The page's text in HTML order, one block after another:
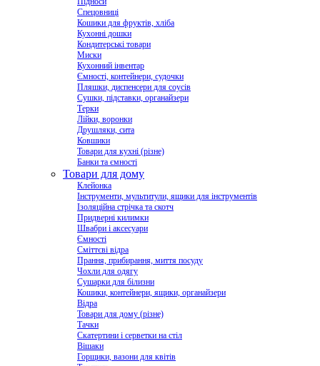
Спецовниці
Кошики для фруктів, хліба
Кухонні дошки
Кондитерські товари
Миски
Кухонний інвентар
Ємності, контейнери, судочки
Пляшки, диспенсери для соусів
Сушки, підставки, органайзери
Терки
Лійки, воронки
Друшляки, сита
Ковшики
Товари для кухні (різне)
Банки та ємності
Товари для дому
Клейонка
Інструменти, мультитули, ящики для інструментів
Ізоляційна стрічка та скотч
Придверні килимки
Швабри і аксесуари
Ємності
Сміттєві відра
Прання, прибирання, миття посуду
Чохли для одягу
Сушарки для білизни
Кошики, контейнери, ящики, органайзери
Відра
Товари для дому (різне)
Тачки
Скатертини і серветки на стіл
Вішаки
Горщики, вазони для квітів